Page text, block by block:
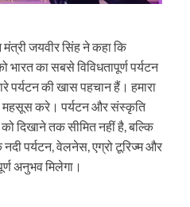
प्रमुख एआई नवाचार कार्यक्षेत्र के रूप में उभरा
जयवीर सिंह ने कहा कि
का सबसे विविधतापूर्ण पर्यटन
पर्यटन की खास पहचान हैं। हमारा
महसूस करे। पर्यटन और संस्कृति
दिखाने तक सीमित नहीं है, बल्कि
नदी पर्यटन, वेलनेस, एग्रो टूरिज्म और
अनुभव मिलेगा।